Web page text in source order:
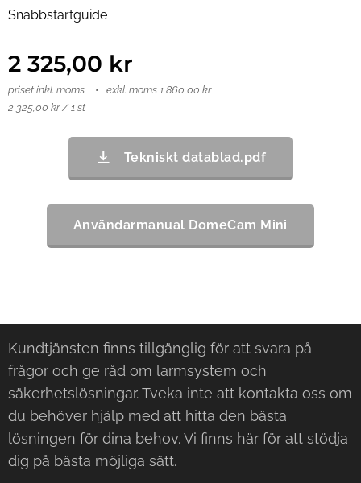
Snabbstartguide
2 325,00 kr
priset inkl. moms
exkl. moms 1 860,00 kr
2 325,00 kr / 1 st
Tekniskt datablad.pdf
Användarmanual DomeCam Mini
Kundtjänsten finns tillgänglig för att svara på
frågor och ge råd om larmsystem och
säkerhetslösningar. Tveka inte att kontakta oss om
du behöver hjälp med att hitta den bästa
lösningen för dina behov. Vi finns här för att stödja
dig på bästa möjliga sätt.